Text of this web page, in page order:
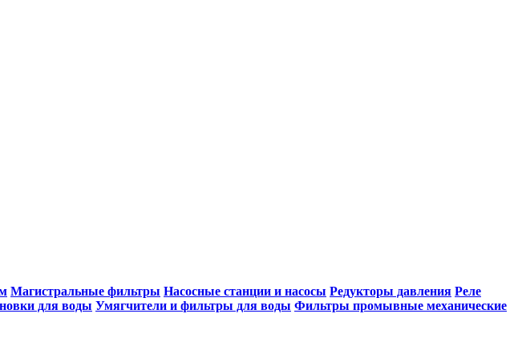
Магистральные фильтры Насосные станции и насосы Редукторы давления Реле
для воды Умягчители и фильтры для воды Фильтры промывные механические